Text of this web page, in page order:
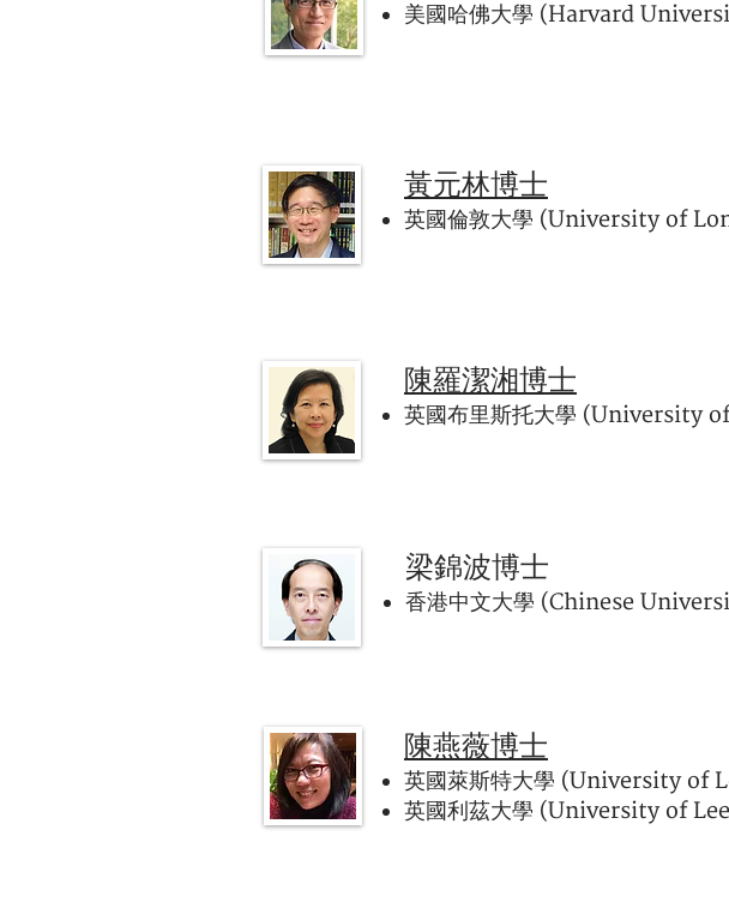
美國哈佛大學 (Harvard
黃元林博士
英國倫敦大學 (University of
陳羅潔湘博士
英國布里斯托大學 (University
梁錦波博士
香港中文大學 (Chinese
陳燕薇博士
英國萊斯特大學 (University of
英國利茲大學 (University of